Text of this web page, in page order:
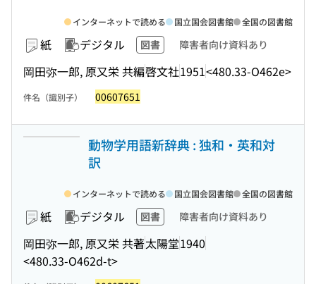
紙 デジタル 図書 障害者向け資料あり
岡田弥一郎, 原又栄 共編啓文社1951<480.33-O462e>
インターネットで読める 国立国会図書館 全国の図書館
件名（識別子） 00607651
動物学用語新辞典 : 独和・英和対
訳
紙 デジタル 図書 障害者向け資料あり
岡田弥一郎, 原又栄 共著太陽堂1940
<480.33-O462d-t>
インターネットで読める 国立国会図書館 全国の図書館